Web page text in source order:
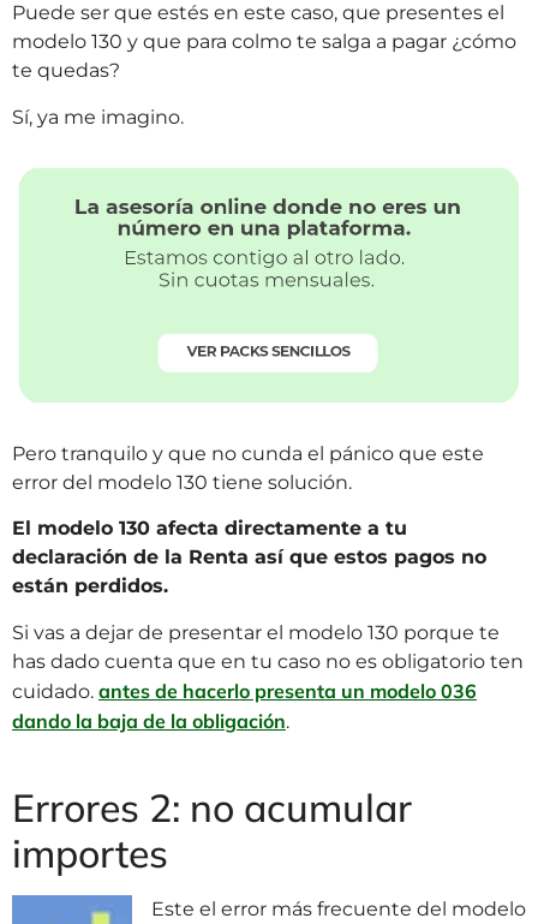
Puede ser que estés en este caso, que presentes el
modelo 130 y que para colmo te salga a pagar ¿cómo
te quedas?
Sí, ya me imagino.
Pero tranquilo y que no cunda el pánico que este
error del modelo 130 tiene solución.
El modelo 130 afecta directamente a tu
declaración de la Renta así que estos pagos no
están perdidos.
Si vas a dejar de presentar el modelo 130 porque te
has dado cuenta que en tu caso no es obligatorio ten
cuidado. antes de hacerlo presenta un modelo 036
dando la baja de la obligación.
Errores 2: no acumular
importes
Este el error más frecuente del modelo